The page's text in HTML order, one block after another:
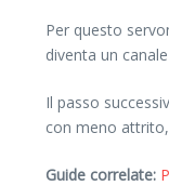
Per questo
diventa un
Il passo
con meno
Guide correlate: